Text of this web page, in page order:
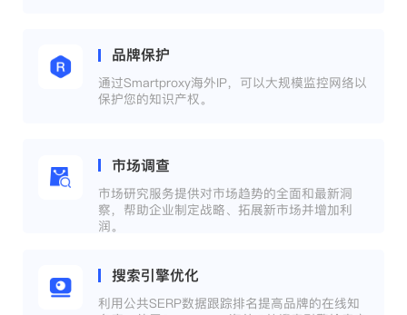
品牌保护
通过Smartproxy海外IP，可以大规模监控网络以
保护您的知识产权。
市场调查
市场研究服务提供对市场趋势的全面和最新洞
察，帮助企业制定战略、拓展新市场并增加利
润。
搜索引擎优化
利用公共SERP数据跟踪排名提高品牌的在线知